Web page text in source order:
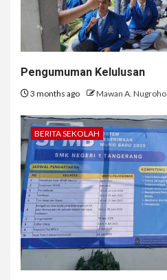
Pengumuman Kelulusan
3 months ago Mawan A. Nugroho
BERITA SEKOLAH